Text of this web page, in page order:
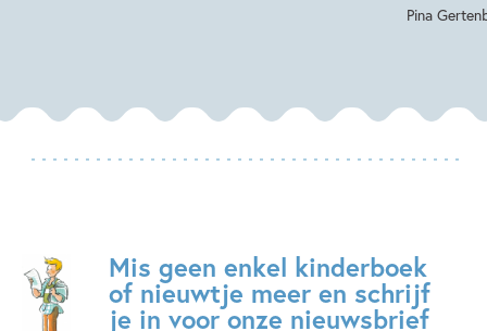
Pina
Mis geen enkel kinderboek
of nieuwtje meer en schrijf
je in voor onze nieuwsbrief